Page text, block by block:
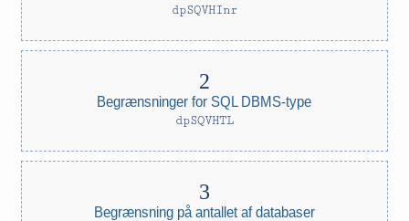
dpSQVHInr
Begrænsninger for SQL DBMS-type
dpSQVHTL
Begrænsning på antallet af databaser